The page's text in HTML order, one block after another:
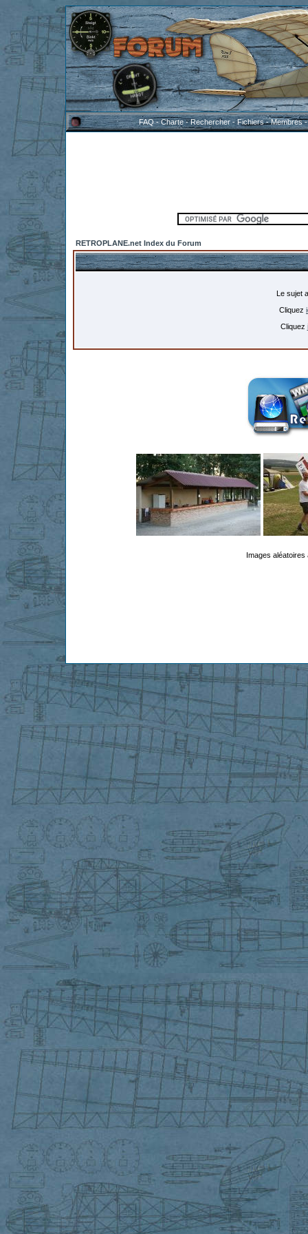
FAQ-Charte-Rechercher-Fichiers-Membres
RETROPLANE.net Index du Forum
Le sujet
Cliquez
Cliquez
Images aléatoires